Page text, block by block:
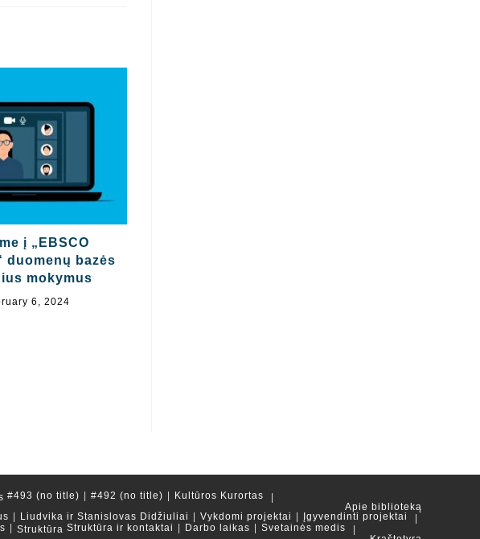
į „EBSCO
duomenų bazės
mokymus
6, 2024
#493 (no title) #492 (no title)
Kultūros Kurortas
Apie biblioteką
Liudvika ir Stanislovas Didžiuliai Vykdomi projektai
Įgyvendinti projektai
Struktūra Struktūra ir kontaktai Darbo laikas
Svetainės medis